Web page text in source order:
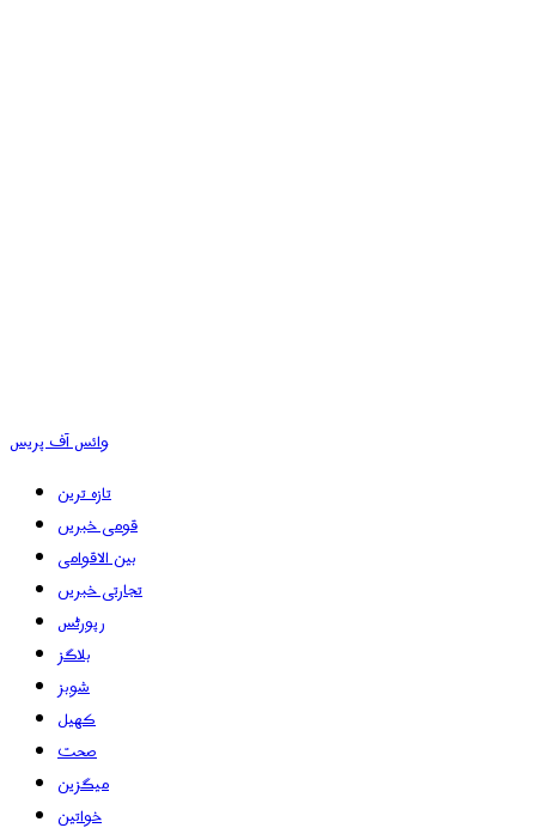
وائس آف پریس
تازہ ترین
قومی خبریں
بین الاقوامی
تجارتی خبریں
رپورٹس
بلاگز
شوبز
کھیل
صحت
میگزین
خواتین